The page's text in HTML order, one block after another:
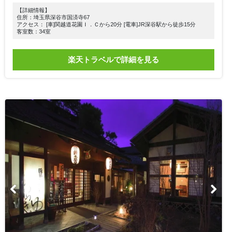
【詳細情報】
住所：埼玉県深谷市国済寺67
アクセス： [車]関越道花園Ｉ．Ｃから20分 [電車]JR深谷駅から徒歩15分
客室数：34室
楽天トラベルで詳細を見る